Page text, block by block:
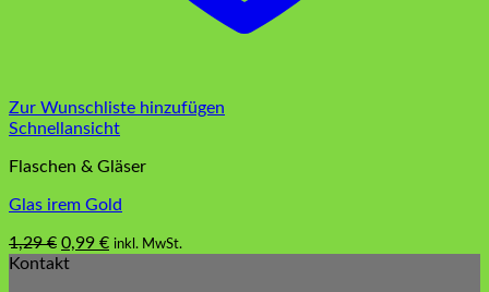
Zur Wunschliste hinzufügen
Schnellansicht
Flaschen & Gläser
Glas irem Gold
1,29€ Ursprünglicher
Preis
0,99 €Aktueller
inkl. MwSt.
Kontakt